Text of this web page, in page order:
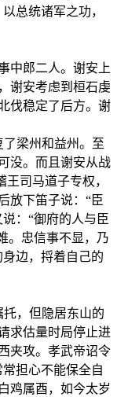
总统诸军之功，
中郎二人。谢安上
谢安考虑到桓石虔
伐稳定了后方。谢
梁州和益州。至
没。而且谢安从战
司马道子专权，
放下笛子说：“臣
：“御府的人与臣
。忠信事不显，乃
边，捋着自己的
，但隐居东山的
求估量时局停止进
夹攻。孝武帝诏令
担心不能保全自
鸡属酉，如今太岁